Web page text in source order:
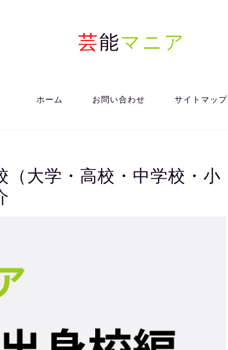
芸能マニア
ホーム お問い合わせ サイトマップ
（大学・高校・中学校・小